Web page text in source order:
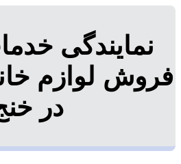
نمایندگی
فروش لوازم
در